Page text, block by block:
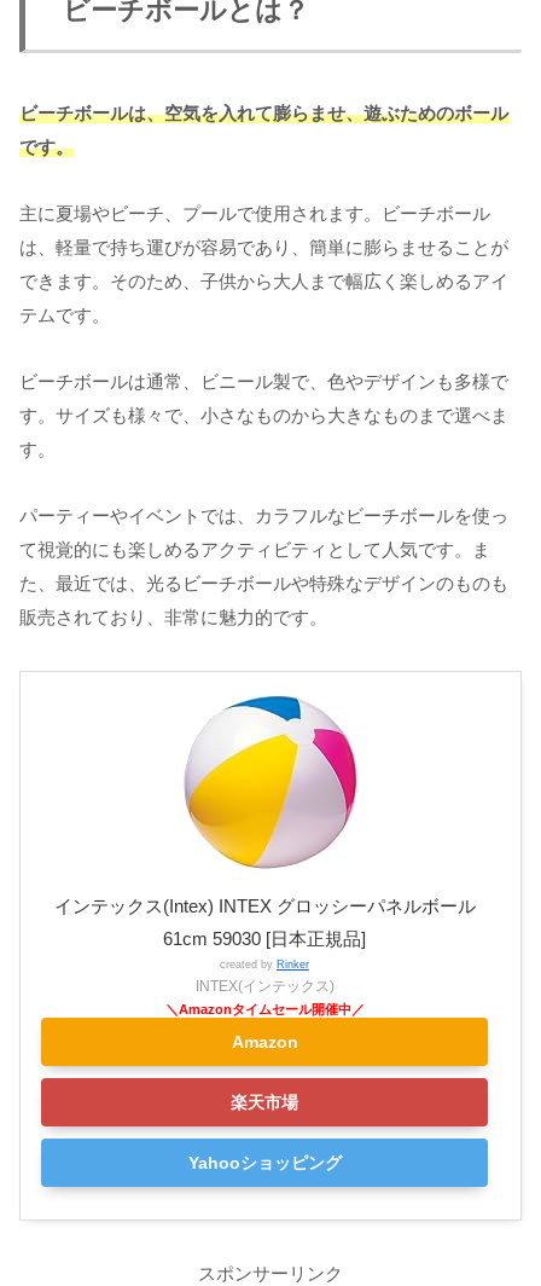
ビーチボールとは？
ビーチボールは、空気を入れて膨らませ、遊ぶためのボール
です。
主に夏場やビーチ、プールで使用されます。ビーチボール
は、軽量で持ち運びが容易であり、簡単に膨らませることが
できます。そのため、子供から大人まで幅広く楽しめるアイ
テムです。
ビーチボールは通常、ビニール製で、色やデザインも多様で
す。サイズも様々で、小さなものから大きなものまで選べま
す。
パーティーやイベントでは、カラフルなビーチボールを使っ
て視覚的にも楽しめるアクティビティとして人気です。ま
た、最近では、光るビーチボールや特殊なデザインのものも
販売されており、非常に魅力的です。
インテックス(Intex) INTEX グロッシーパネルボール
61cm 59030 [日本正規品]
created by Rinker
INTEX(インテックス)
Amazon
楽天市場
Yahooショッピング
スポンサーリンク